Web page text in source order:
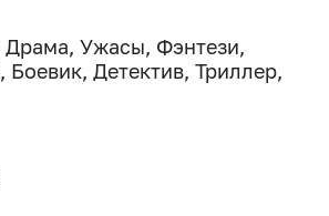
Драма, Ужасы, Фэнтези,
, Боевик, Детектив, Триллер,